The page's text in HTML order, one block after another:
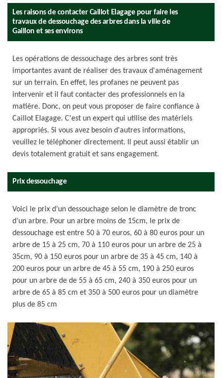
Les raisons de contacter Caillot Elagage pour faire les
travaux de dessouchage des arbres dans la ville de
Gaillon et ses environs
Les opérations de dessouchage des arbres sont très
importantes avant de réaliser des travaux d'aménagement
sur un terrain. En effet, les profanes ne peuvent pas
intervenir et il faut contacter des professionnels en la
matière. Donc, on peut vous proposer de faire confiance à
Caillot Elagage. C'est un expert qui utilise des matériels
appropriés. Si vous avez besoin d'autres informations,
veuillez le téléphoner directement. Il peut aussi établir un
devis totalement gratuit et sans engagement.
Prix dessouchage
Voici le prix d’un dessouchage selon le diamètre de tronc
d’un arbre. Pour un arbre moins de 15cm, le prix de
dessouchage est entre 50 à 70 euros, 60 à 80 euros pour un
arbre de 15 à 25 cm, 70 à 110 euros pour un arbre de 25 à
35cm, 90 à 150 euros pour un arbre de 35 à 45 cm, 140 à
200 euros pour un arbre de 45 à 55 cm, 190 à 250 euros
pour un arbre de de 55 à 65 cm, 240 à 350 euros pour un
arbre de 65 à 85 cm et 350 à 500 euros pour un diamètre
plus de 85 cm